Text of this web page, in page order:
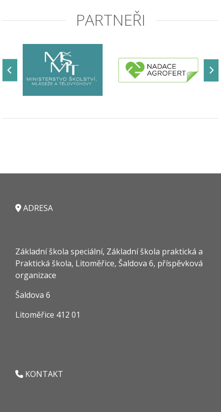
PARTNEŘI
ADRESA
Základní škola speciální, Základní škola praktická a
Praktická škola, Litoměřice, Šaldova 6, příspěvková
organizace
Šaldova 6
Litoměřice 412 01
KONTAKT